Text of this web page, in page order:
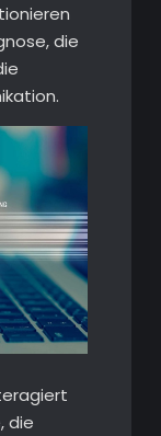
die
die